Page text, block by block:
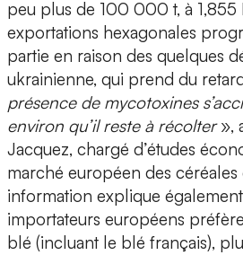
peu plus de 100 000 t, à 1,855
exportations hexagonales
partie en raison des quelques
ukrainienne, qui prend du
présence de mycotoxines
environ qu’il reste à récolter»,
Jacquez, chargé d’études
marché européen des céréales
information explique
importateurs européens
blé (incluant le blé français),